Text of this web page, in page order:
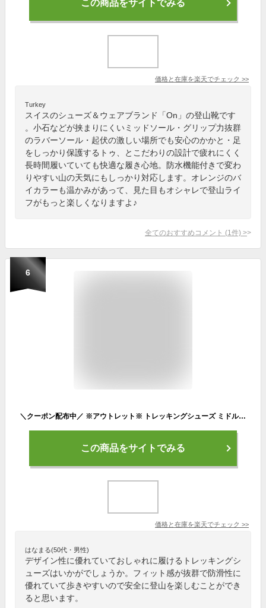
この商品をサイトでみる
価格と在庫を楽天でチェック >>
Turkey
スイスのシューズ＆ウェアブランド「On」の登山靴です
。小石などが挟まりにくいミッドソール・グリップ力抜群
のラバーソール・起伏の激しい場所でも安心のかかと・足
をしっかり保護するトゥ、とこだわりの設計で疲れにくく
長時間履いていても快適な履き心地。防水機能付きで変わ
りやすい山の天気にもしっかり対応します。オレンジのバ
イカラーも温かみがあって、見た目もオシャレで登山ライ
フがもっと楽しくなりますよ♪
全てのおすすめコメント (1 件) >
6
＼クーポン配布中／ ※アウトレット※ トレッキングシューズ ミドルカット | ミドルカット ハイキング アウトドア キャンプ 靴 おしゃれ おすすめ カジュアル シューズ ウォーキングシューズ トレイルランニング ハイキングシューズ トレッキングシューズ 山登
この商品をサイトでみる
価格と在庫を楽天でチェック >>
はなまる(50代・男性)
デザイン性に優れていておしゃれに履けるトレッキングシ
ューズはいかがでしょうか。フィット感が抜群で防滑性に
優れていて歩きやすいので安全に登山を楽しむことができ
ると思います。